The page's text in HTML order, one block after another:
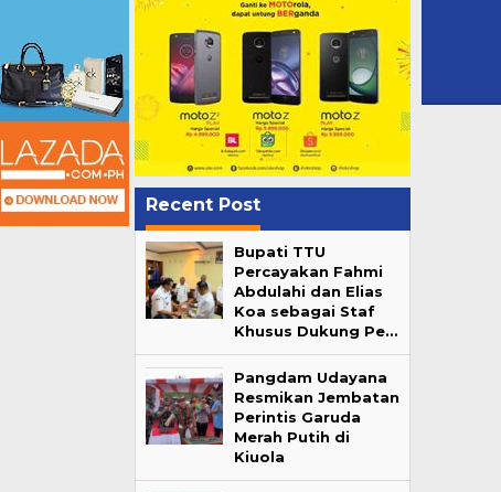
Recent Post
Bupati TTU
Percayakan Fahmi
Abdulahi dan Elias
Koa sebagai Staf
Khusus Dukung Pe…
Pangdam Udayana
Resmikan Jembatan
Perintis Garuda
Merah Putih di
Kiuola